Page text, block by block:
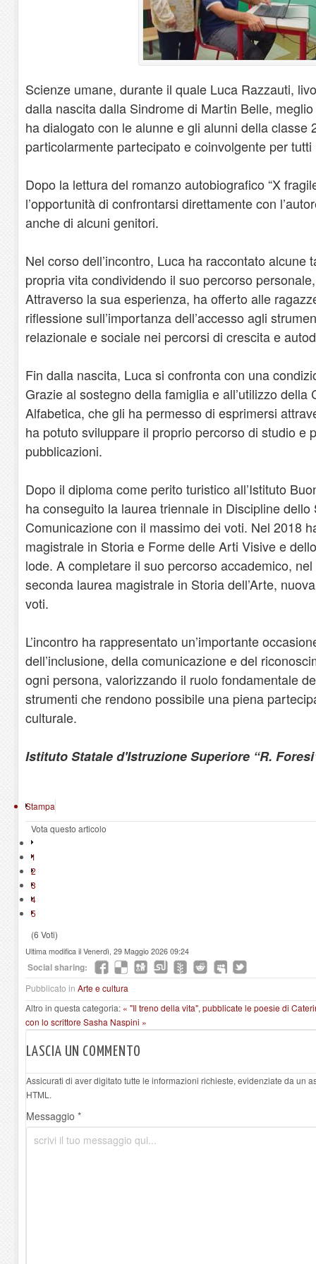
Scienze umane, durante il quale Luca Razzauti,
dalla nascita dalla Sindrome di Martin Belle, meglio
ha dialogato con le alunne e gli alunni della classe
particolarmente partecipato e coinvolgente per
Dopo la lettura del romanzo autobiografico “X
l’opportunità di confrontarsi direttamente con
anche di alcuni genitori.
Nel corso dell’incontro, Luca ha raccontato alcune
propria vita condividendo il suo percorso
Attraverso la sua esperienza, ha offerto alle
riflessione sull’importanza dell’accesso agli
relazionale e sociale nei percorsi di crescita e
Fin dalla nascita, Luca si confronta con una
Grazie al sostegno della famiglia e all’utilizzo della
Alfabetica, che gli ha permesso di esprimersi
ha potuto sviluppare il proprio percorso di studio e
pubblicazioni.
Dopo il diploma come perito turistico all’Istituto
ha conseguito la laurea triennale in Discipline
Comunicazione con il massimo dei voti. Nel 2018
magistrale in Storia e Forme delle Arti Visive e
lode. A completare il suo percorso accademico,
seconda laurea magistrale in Storia dell’Arte,
voti.
L’incontro ha rappresentato un’importante
dell’inclusione, della comunicazione e del
ogni persona, valorizzando il ruolo fondamentale
strumenti che rendono possibile una piena
culturale.
Istituto Statale d'Istruzione Superiore “R.
Stampa
Vota questo articolo
1
2
3
4
5
(6 Voti)
Ultima modifica il Venerdì, 29 Maggio 2026 09:24
Social sharing:
Pubblicato in Arte e cultura
Altro in questa categoria: « "Il treno della vita", pubblicate le poesie di
con lo scrittore Sasha Naspini »
LASCIA UN COMMENTO
Assicurati di aver digitato tutte le informazioni richieste, evidenziate da un
HTML.
Messaggio *